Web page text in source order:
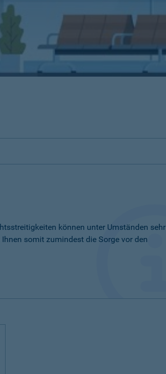
können unter Umständen sehr
somit zumindest die Sorge vor den